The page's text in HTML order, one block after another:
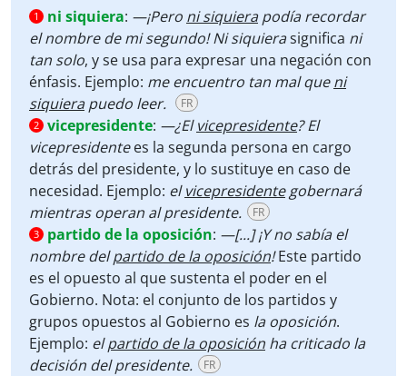
1 ni siquiera: —¡Pero ni siquierapodía recordar
el nombre de mi segundo! Ni siquierasignifica ni
tan solo, y se usa para expresar una negación con
énfasis. Ejemplo: me encuentro tan mal queni
siquierapuedo leer. FR
2 vicepresidente: —¿Elvicepresidente? El
vicepresidentees la segunda persona en cargo
detrás del presidente, y lo sustituye en caso de
necesidad. Ejemplo: elvicepresidentegobernará
mientras operan al presidente.
FR
3 partido de la oposición: —[...] ¡Y no sabía el
nombre delpartido de la oposición!Este partido
es el opuesto al que sustenta el poder en el
Gobierno. Nota: el conjunto de los partidos y
grupos opuestos al Gobierno es la oposición.
Ejemplo: elpartido de la oposición ha criticado la
decisión del presidente.
FR